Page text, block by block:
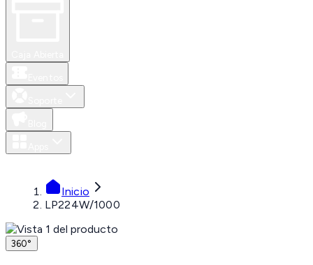
Inicio
LP224W/1000
360°